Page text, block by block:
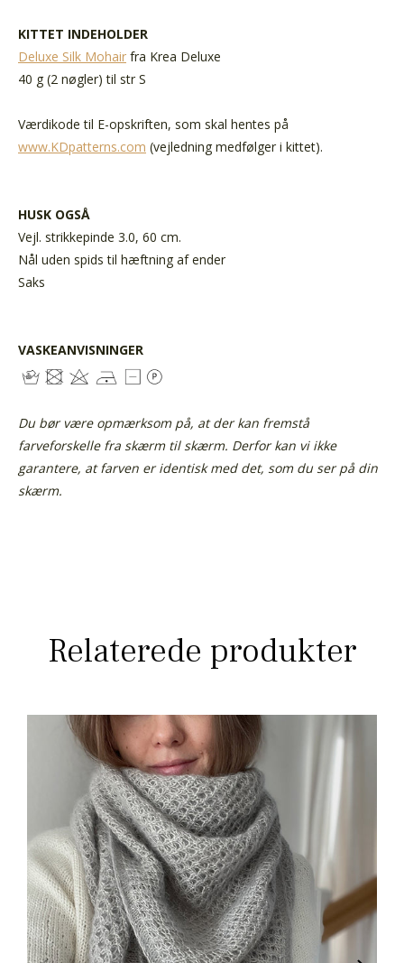
KITTET INDEHOLDER
Deluxe Silk Mohair fra Krea Deluxe
40 g (2 nøgler) til str S
Værdikode til E-opskriften, som skal hentes på
www.KDpatterns.com (vejledning medfølger i kittet).
HUSK OGSÅ
Vejl. strikkepinde 3.0, 60 cm.
Nål uden spids til hæftning af ender
Saks
VASKEANVISNINGER
Du bør være opmærksom på, at der kan fremstå
farveforskelle fra skærm til skærm. Derfor kan vi ikke
garantere, at farven er identisk med det, som du ser på din
skærm.
Relaterede produkter